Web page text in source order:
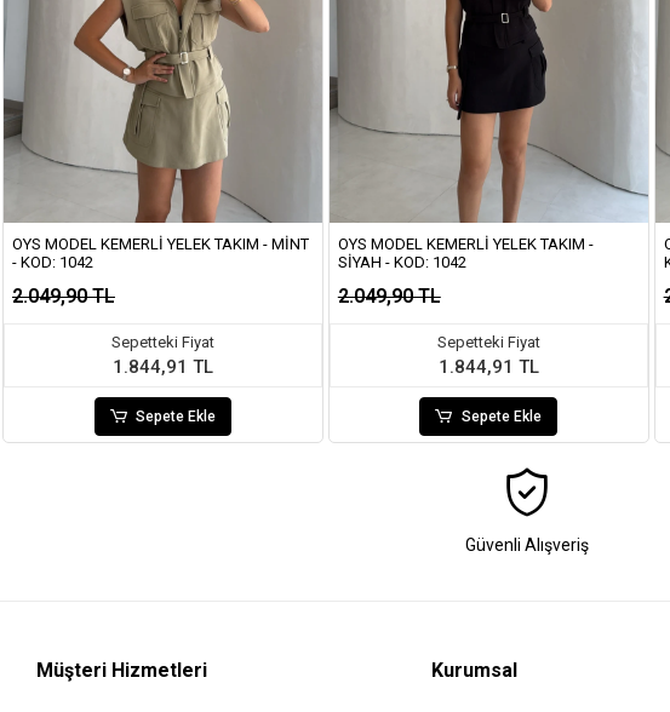
OYS MODEL KEMERLI YELEK TAKIM - MINT
- KOD: 1042
2.049,90 TL
Sepetteki Fiyat
1.844,91 TL
Sepete Ekle
OYS MODEL KEMERLI YELEK TAKIM -
SIYAH - KOD: 1042
2.049,90 TL
Sepetteki Fiyat
1.844,91 TL
Sepete Ekle
Güvenli Alışveriş
Müşteri Hizmetleri Kurumsal